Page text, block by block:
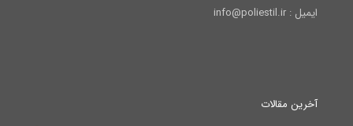
ایمیل : info@poliestil.ir
آخرین مقالات